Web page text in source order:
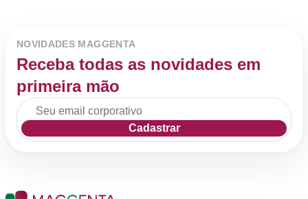
NOVIDADES MAGGENTA
Receba todas as novidades em
primeira mão
Cadastrar